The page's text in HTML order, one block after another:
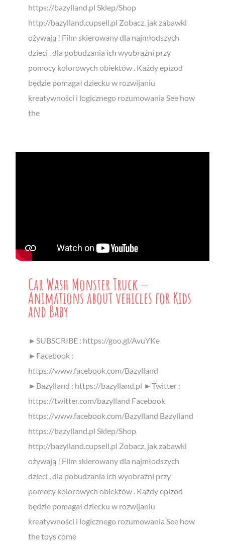
https://bazylland.pl Sklep/Shop
http://bazylland.cupsell.pl Zobacz, jak zabawki
ożywają ! Film skierowany dla najmłodszych
dzieci , dla pobudzania ich wyobraźni przy
pomocy kolorowych obiektów . Każdy epizod
będzie pomagał dziecku w rozwijaniu
kreatywności i logicznego rozumowania See how
the
Car Wash Monster Truck –
Animations about vehicles for Kids
and Baby
►SUBSCRIBE : https://goo.gl/AvuYKe
►Facebook :
https://www.facebook.com/Bazylland
►Bazylland : https://bazylland.pl ►Twitter :
https://twitter.com/bazylland Facebook
https://www.facebook.com/Bazylland Bazylland
https://bazylland.pl Sklep/Shop
http://bazylland.cupsell.pl Zobacz, jak zabawki
ożywają ! Film skierowany dla najmłodszych
dzieci , dla pobudzania ich wyobraźni przy
pomocy kolorowych obiektów . Każdy epizod
będzie pomagał dziecku w rozwijaniu
kreatywności i logicznego rozumowania See how
the toys come